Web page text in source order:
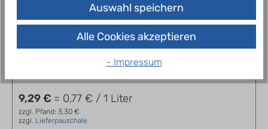
Bad Liebenwerda Medium 12 x 1,0 l
9,29 € = 0,77 € / 1 Liter
zzgl. Pfand: 3,30 €
zzgl. Lieferpauschale
Auswahl speichern
Alle Cookies akzeptieren
- Impressum